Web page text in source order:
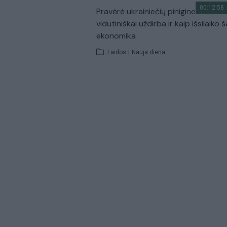
00:12:58
Pravėrė ukrainiečių pinigines:
vidutiniškai uždirba ir kaip išsilaiko
ekonomika
Laidos | Nauja diena